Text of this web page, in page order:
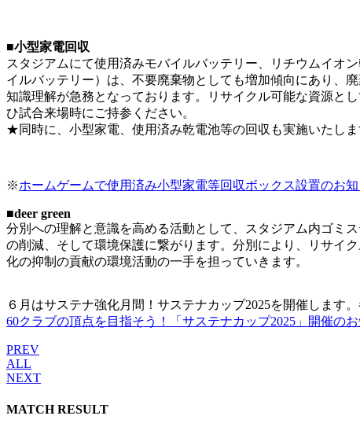
■小型家電回収
スタジアムにて使用済みモバイルバッテリー、リチウムイオ
イルバッテリー）は、不要廃棄物としても増加傾向にあり、
知識理解が急務となっております。リサイクル可能な資源と
ひ試合来場時にご持参ください。
★同時に、小型家電、使用済み乾電池等の回収も実施いたしま
※ホームゲームで使用済み小型家電等回収ボックス設置のお
■deer green
分別への理解と意識を高める活動として、スタジアム内ゴミ
の削減、そして環境保護に繋がります。分別により、リサイ
化の抑制の貢献の環境活動の一手を担っていきます。
６月はサステナ強化月間！サステナカップ2025を開催します
60クラブの頂点を目指そう！「サステナカップ2025」開催の
PREV
ALL
NEXT
MATCH RESULT